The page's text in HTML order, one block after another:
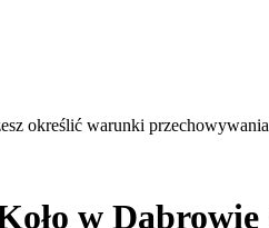
określić warunki
w